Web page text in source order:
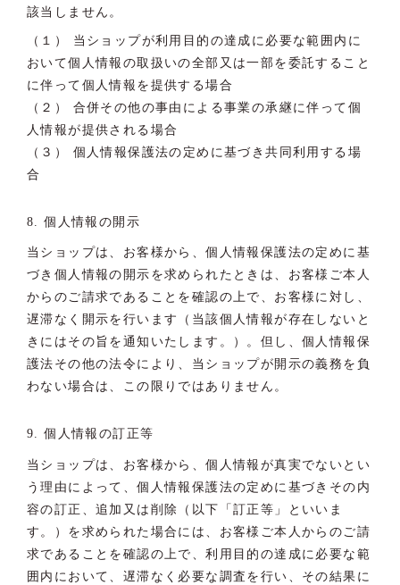
該当しません。
（１） 当ショップが利用目的の達成に必要な範囲内に
おいて個人情報の取扱いの全部又は一部を委託すること
に伴って個人情報を提供する場合
（２） 合併その他の事由による事業の承継に伴って個
人情報が提供される場合
（３） 個人情報保護法の定めに基づき共同利用する場
合
8. 個人情報の開示
当ショップは、お客様から、個人情報保護法の定めに基
づき個人情報の開示を求められたときは、お客様ご本人
からのご請求であることを確認の上で、お客様に対し、
遅滞なく開示を行います（当該個人情報が存在しないと
きにはその旨を通知いたします。）。但し、個人情報保
護法その他の法令により、当ショップが開示の義務を負
わない場合は、この限りではありません。
9. 個人情報の訂正等
当ショップは、お客様から、個人情報が真実でないとい
う理由によって、個人情報保護法の定めに基づきその内
容の訂正、追加又は削除（以下「訂正等」といいま
す。）を求められた場合には、お客様ご本人からのご請
求であることを確認の上で、利用目的の達成に必要な範
囲内において、遅滞なく必要な調査を行い、その結果に